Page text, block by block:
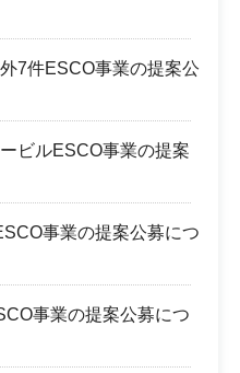
7件ESCO事業の提案公
ビルESCO事業の提案
事業の提案公募につ
事業の提案公募につ